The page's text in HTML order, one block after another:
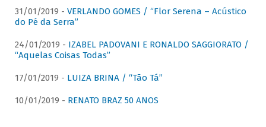
31/01/2019 - VERLANDO GOMES / “Flor Serena – Acústico
do Pé da Serra”
24/01/2019 - IZABEL PADOVANI E RONALDO SAGGIORATO /
“Aquelas Coisas Todas”
17/01/2019 - LUIZA BRINA / “Tão Tá”
10/01/2019 - RENATO BRAZ 50 ANOS